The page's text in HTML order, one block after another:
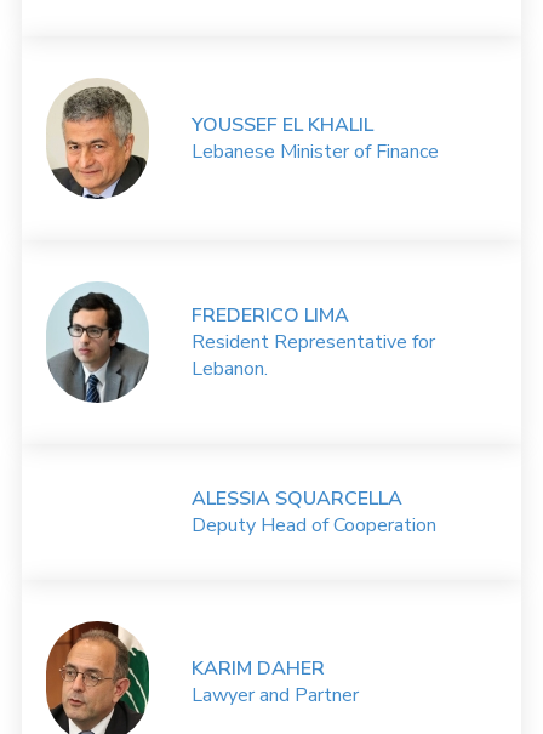
YOUSSEF EL KHALIL
Lebanese Minister of Finance
FREDERICO LIMA
Resident Representative for
Lebanon.
ALESSIA SQUARCELLA
Deputy Head of Cooperation
KARIM DAHER
Lawyer and Partner